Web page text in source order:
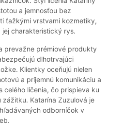
a jemnosťou bez
ťažkými vrstvami kozmetiky,
charakteristický rys.
prevažne prémiové produkty
dlhotrvajúci
Klientky oceňujú nielen
a príjemnú komunikáciu a
celého líčenia, čo prispieva ku
Katarína Zuzulová je
odborníčok v